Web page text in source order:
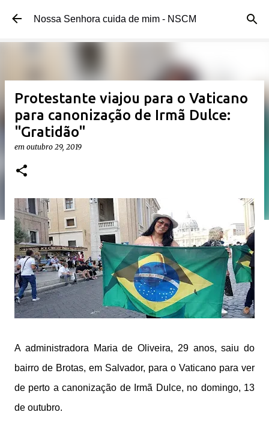
Pular para o conteúdo principal
Nossa Senhora cuida de mim - NSCM
Protestante viajou para o Vaticano
para canonização de Irmã Dulce:
"Gratidão"
em outubro 29, 2019
A administradora Maria de Oliveira, 29 anos, saiu do
bairro de Brotas, em Salvador, para o Vaticano para ver
de perto a canonização de Irmã Dulce, no domingo, 13
de outubro.